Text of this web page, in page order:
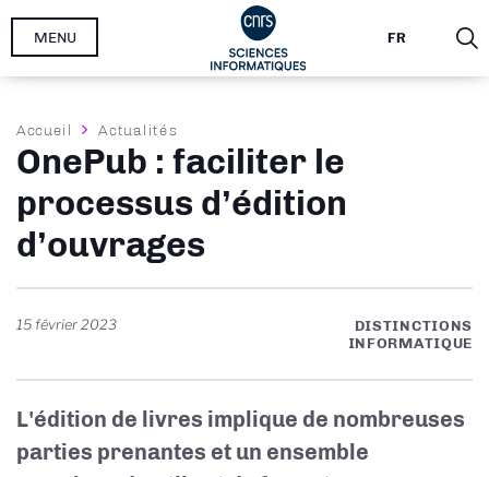
Aller
FR
MENU
Fil
d'Ariane
Accueil Actualités
OnePub : faciliter le
processus d’édition
d’ouvrages
15 février 2023
DISTINCTIONS
INFORMATIQUE
L'édition de livres implique de nombreuses
parties prenantes et un ensemble